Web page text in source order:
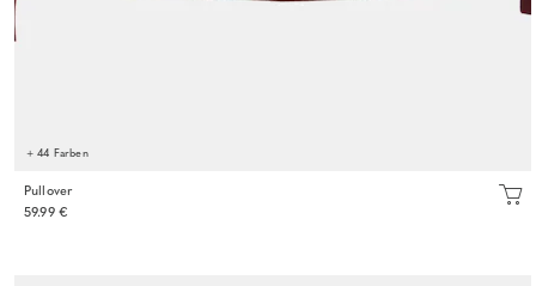
+ 44 Farben
Pullover
59.99 €